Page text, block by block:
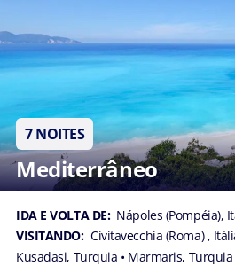
7 NOITES
Mediterrâneo
IDA E VOLTA DE: Nápoles (Pompéia),
VISITANDO: Civitavecchia (Roma) ,
Kusadasi, Turquia • Marmaris, Turquia